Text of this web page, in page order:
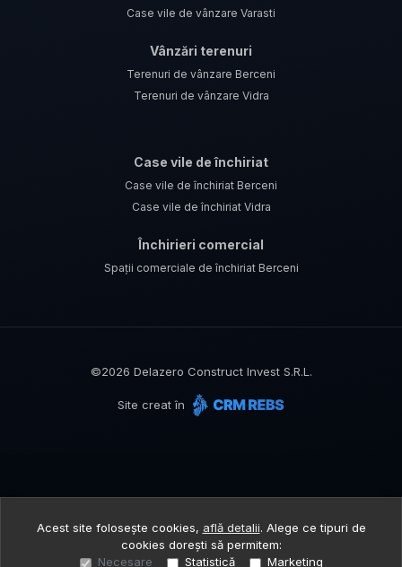
Case vile de vânzare Varasti
Vânzări terenuri
Terenuri de vânzare Berceni
Terenuri de vânzare Vidra
Case vile de închiriat
Case vile de închiriat Berceni
Case vile de închiriat Vidra
Închirieri comercial
Spații comerciale de închiriat Berceni
©2026 Delazero Construct Invest S.R.L.
Site creat în
Acest site folosește cookies, află detalii. Alege ce tipuri de
cookies dorești să permitem:
Necesare
Statistică Marketing